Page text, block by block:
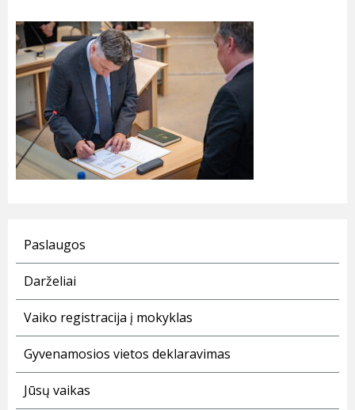
Paslaugos
Darželiai
Vaiko registracija į mokyklas
Gyvenamosios vietos deklaravimas
Jūsų vaikas